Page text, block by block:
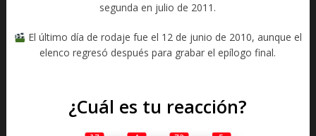
segunda en julio de 2011.
El último día de rodaje fue el 12 de junio de 2010, aunque el
elenco regresó después para grabar el epílogo final.
¿Cuál es tu reacción?